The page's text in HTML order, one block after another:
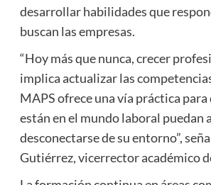
desarrollar habilidades que
buscan las empresas.
“Hoy más que nunca, crecer
implica actualizar las
MAPS ofrece una vía práctica para
están en el mundo laboral puedan
desconectarse de su entorno”,
Gutiérrez, vicerrector académico